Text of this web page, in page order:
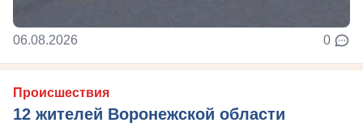
06.08.2026 0
Происшествия
12 жителей Воронежской области